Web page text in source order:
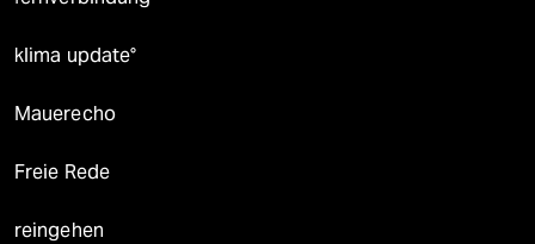
klima update°
Mauerecho
Freie Rede
reingehen